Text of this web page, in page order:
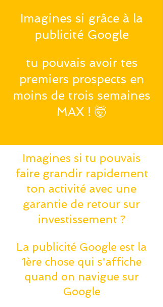
Imagines si grâce à la
publicité Google
tu pouvais avoir tes
premiers prospects en
moins de trois semaines
MAX ! 🤯
Imagines si tu pouvais
faire grandir rapidement
ton activité avec une
garantie de retour sur
investissement ?
La publicité Google est la
1ère chose qui s'affiche
quand on navigue sur
Google